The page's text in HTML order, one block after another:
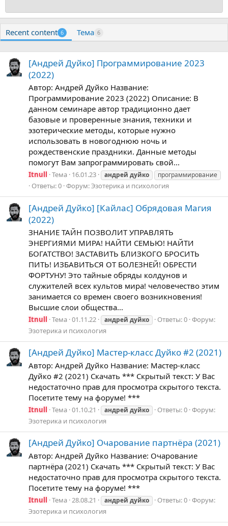
Recent content 6 Тема 6
[Андрей Дуйко] Программирование 2023
(2022)
Автор: Андрей Дуйко Название:
Программирование 2023 (2022) Описание: В
данном семинаре автор традиционно дает
базовые и проверенные знания, техники и
эзотерические методы, которые нужно
использовать в новогоднюю ночь и
рождественские праздники. Данные методы
помогут Вам запрограммировать свой...
Itnull Тема 16.01.23 андрей дуйко программирование
Ответы: 0 Форум:Эзотерика и психология
[Андрей Дуйко] [Кайлас] Обрядовая Магия
(2022)
ЗНАНИЕ ТАЙН ПОЗВОЛИТ УПРАВЛЯТЬ
ЭНЕРГИЯМИ МИРА! НАЙТИ СЕМЬЮ! НАЙТИ
БОГАТСТВО! ЗАСТАВИТЬ БЛИЗКОГО БРОСИТЬ
ПИТЬ! ИЗБАВИТЬСЯ ОТ БОЛЕЗНЕЙ! ОБРЕСТИ
ФОРТУНУ! Это тайные обряды колдунов и
служителей всех культов мира! человечество этим
занимается со времен своего возникновения!
Высшие слои общества...
Itnull Тема 01.11.22 андрей дуйко Ответы: 0 Форум:
Эзотерика и психология
[Андрей Дуйко] Мастер-класс Дуйко #2 (2021)
Автор: Андрей Дуйко Название: Мастер-класс
Дуйко #2 (2021) Скачать *** Скрытый текст: У Вас
недостаточно прав для просмотра скрытого текста.
Посетите тему на форуме! ***
Itnull Тема 01.10.21 андрей дуйко Ответы: 0 Форум:
Эзотерика и психология
[Андрей Дуйко] Очарование партнёра (2021)
Автор: Андрей Дуйко Название: Очарование
партнёра (2021) Скачать *** Скрытый текст: У Вас
недостаточно прав для просмотра скрытого текста.
Посетите тему на форуме! ***
Itnull Тема 28.08.21 андрей дуйко Ответы: 0 Форум:
Эзотерика и психология